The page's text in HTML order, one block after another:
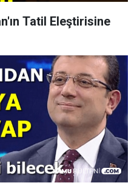
Tatil Eleştirisine